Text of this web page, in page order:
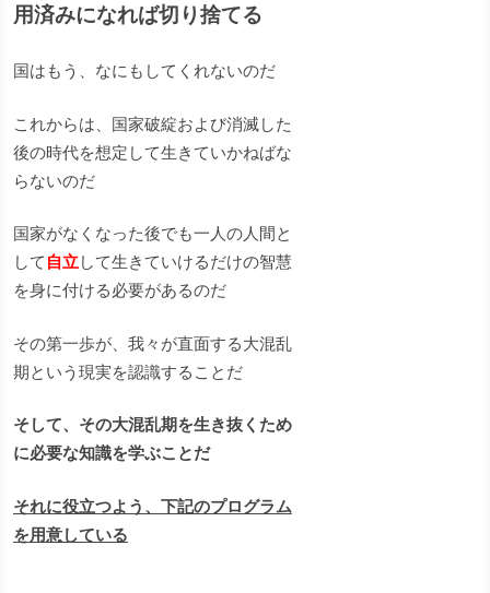
用済みになれば切り捨てる
国はもう、なにもしてくれないのだ
これからは、国家破綻および消滅した
後の時代を想定して生きていかねばな
らないのだ
国家がなくなった後でも一人の人間と
して 自立して生きていけるだけの智慧
を身に付ける必要があるのだ
その第一歩が、我々が直面する大混乱
期という現実を認識することだ
そして、その大混乱期を生き抜くため
に必要な知識を学ぶことだ
それに役立つよう、下記のプログラム
を用意している